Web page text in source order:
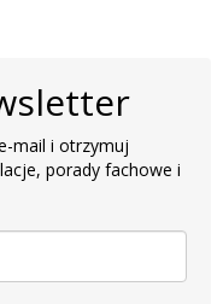
mail i otrzymuj
porady fachowe i